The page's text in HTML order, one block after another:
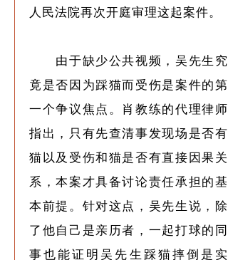
人民法院再次开庭审理这起案件。
由于缺少公共视频，吴先生究
竟是否因为踩猫而受伤是案件的第
一个争议焦点。肖教练的代理律师
指出，只有先查清事发现场是否有
猫以及受伤和猫是否有直接因果关
系，本案才具备讨论责任承担的基
本前提。针对这点，吴先生说，除
了他自己是亲历者，一起打球的同
事也能证明吴先生踩猫摔倒是实